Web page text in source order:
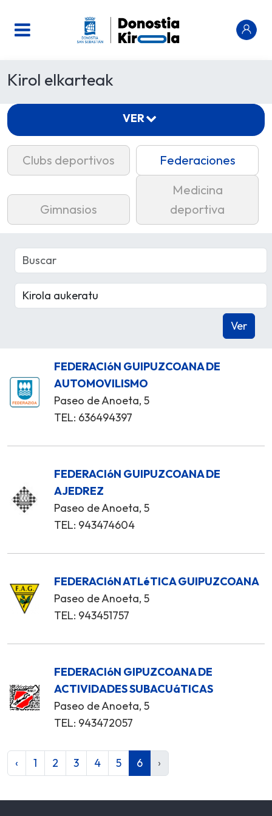
Kirol elkarteak
Clubs deportivos Federaciones
Gimnasios
Medicina
deportiva
FEDERACIóN GUIPUZCOANA DE
AUTOMOVILISMO
Paseo de Anoeta, 5
TEL: 636494397
FEDERACIóN GUIPUZCOANA DE
AJEDREZ
Paseo de Anoeta, 5
TEL: 943474604
FEDERACIóN ATLéTICA GUIPUZCOANA
Paseo de Anoeta, 5
TEL: 943451757
FEDERACIóN GIPUZCOANA DE
ACTIVIDADES SUBACUáTICAS
Paseo de Anoeta, 5
TEL: 943472057
‹ 1 2 3 4 5 6 ›
VER